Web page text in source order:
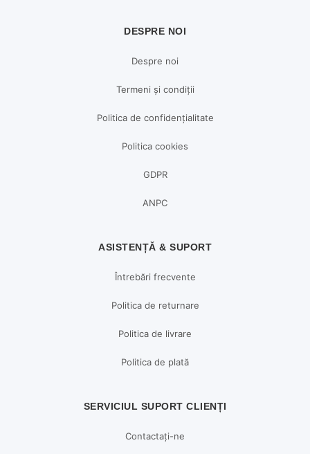
DESPRE NOI
Despre noi
Termeni și condiții
Politica de confidențialitate
Politica cookies
GDPR
ANPC
ASISTENȚĂ & SUPORT
Întrebări frecvente
Politica de returnare
Politica de livrare
Politica de plată
SERVICIUL SUPORT CLIENȚI
Contactați-ne